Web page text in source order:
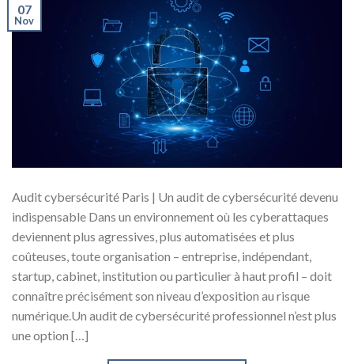
07
Nov
Audit cybersécurité Paris | Un audit de cybersécurité devenu
indispensable Dans un environnement où les cyberattaques
deviennent plus agressives, plus automatisées et plus
coûteuses, toute organisation – entreprise, indépendant,
startup, cabinet, institution ou particulier à haut profil – doit
connaître précisément son niveau d’exposition au risque
numérique.Un audit de cybersécurité professionnel n’est plus
une option […]